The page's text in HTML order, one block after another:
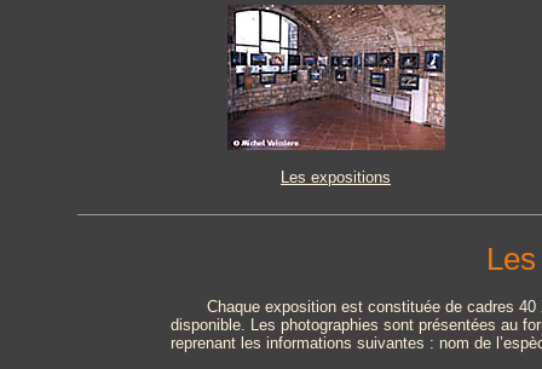
Les expositions
Chaque exposition est constituée de cadres
disponible. Les photographies sont présentées au
reprenant les informations suivantes : nom de